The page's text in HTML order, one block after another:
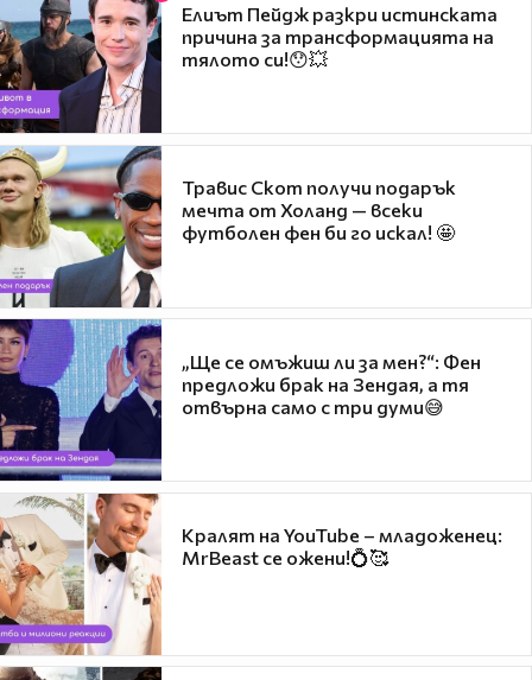
Елиът Пейдж разкри истинската
причина за трансформацията на
тялото си!😯💥
Травис Скот получи подарък
мечта от Холанд — всеки
футболен фен би го искал! 🤩
„Ще се омъжиш ли за мен?“: Фен
предложи брак на Зендая, а тя
отвърна само с три думи😅
Кралят на YouTube – младоженец:
MrBeast се ожени!💍🥰